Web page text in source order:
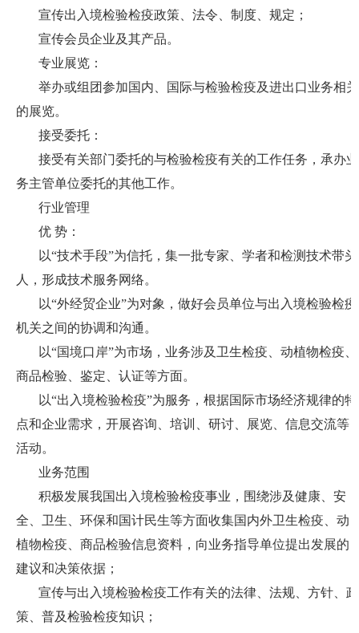
宣传出入境检验检疫政策、法令、制度、规定；
宣传会员企业及其产品。
专业展览：
举办或组团参加国内、国际与检验检疫及进出口业务相关
的展览。
接受委托：
接受有关部门委托的与检验检疫有关的工作任务，承办业
务主管单位委托的其他工作。
行业管理
优 势：
以“技术手段”为信托，集一批专家、学者和检测技术带头
人，形成技术服务网络。
以“外经贸企业”为对象，做好会员单位与出入境检验检疫
机关之间的协调和沟通。
以“国境口岸”为市场，业务涉及卫生检疫、动植物检疫、
商品检验、鉴定、认证等方面。
以“出入境检验检疫”为服务，根据国际市场经济规律的特
点和企业需求，开展咨询、培训、研讨、展览、信息交流等
活动。
业务范围
积极发展我国出入境检验检疫事业，围绕涉及健康、安
全、卫生、环保和国计民生等方面收集国内外卫生检疫、动
植物检疫、商品检验信息资料，向业务指导单位提出发展的
建议和决策依据；
宣传与出入境检验检疫工作有关的法律、法规、方针、政
策、普及检验检疫知识；